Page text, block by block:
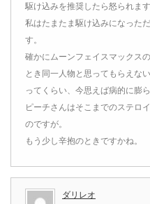
駆け込みを推奨したら怒られます
私はたまたま駆け込みになった
す。
確かにムーンフェイスマックス
とき同一人物と思ってもらえない
ってくらい、今思えば病的に膨
ピーチさんはそこまでのステロ
のですが。
もう少し辛抱のときですかね。
ダリレオ